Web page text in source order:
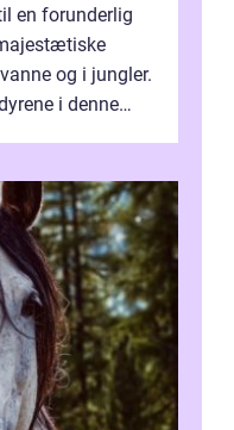
en forunderlig
og i jungler.
i denne